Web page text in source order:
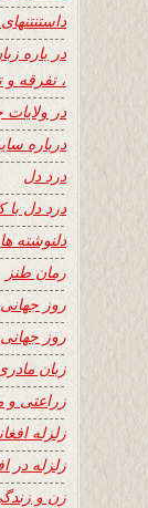
در باره
، تفرقه
در
درباره سایت
درد دل
درد دل با
دلنوشته ها
رمان طنز
روز
روز جهانی
زبان
زراعتی و
زلزله
زلزله در
زن و